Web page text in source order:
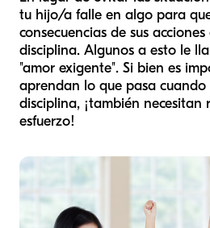
tu hijo/a falle en algo para
consecuencias de sus
disciplina. Algunos a esto le
"amor exigente". Si bien es
aprendan lo que pasa
disciplina, ¡también necesitan
esfuerzo!